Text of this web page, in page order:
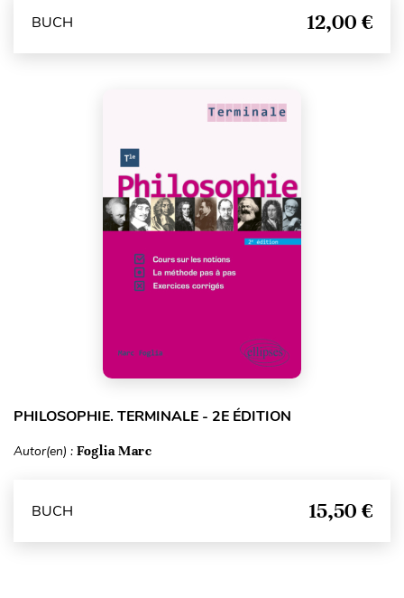
BUCH 12,00 €
PHILOSOPHIE. TERMINALE - 2E ÉDITION
Autor(en) : Foglia Marc
BUCH 15,50 €